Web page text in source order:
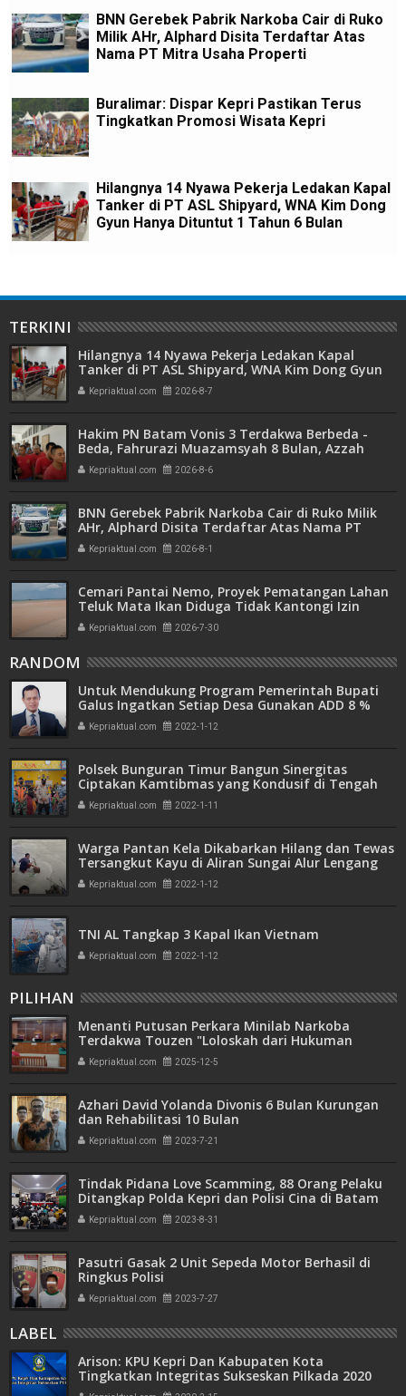
BNN Gerebek Pabrik Narkoba Cair di Ruko
Milik AHr, Alphard Disita Terdaftar Atas
Nama PT Mitra Usaha Properti
Buralimar: Dispar Kepri Pastikan Terus
Tingkatkan Promosi Wisata Kepri
Hilangnya 14 Nyawa Pekerja Ledakan Kapal
Tanker di PT ASL Shipyard, WNA Kim Dong
Gyun Hanya Dituntut 1 Tahun 6 Bulan
TERKINI
Hilangnya 14 Nyawa Pekerja Ledakan Kapal
Tanker di PT ASL Shipyard, WNA Kim Dong Gyun
Hanya Dituntut 1 Tahun 6 Bulan
Kepriaktual.com 2026-8-7
Hakim PN Batam Vonis 3 Terdakwa Berbeda -
Beda, Fahrurazi Muazamsyah 8 Bulan, Azzah
Azzurah dan Risma Divonis 2 Tahun 6 Bulan
Kepriaktual.com 2026-8-6
BNN Gerebek Pabrik Narkoba Cair di Ruko Milik
AHr, Alphard Disita Terdaftar Atas Nama PT
Mitra Usaha Properti
Kepriaktual.com 2026-8-1
Cemari Pantai Nemo, Proyek Pematangan Lahan
Teluk Mata Ikan Diduga Tidak Kantongi Izin
Amdal
Kepriaktual.com 2026-7-30
RANDOM
Untuk Mendukung Program Pemerintah Bupati
Galus Ingatkan Setiap Desa Gunakan ADD 8 %
Untuk Menunjang Covid-19
Kepriaktual.com 2022-1-12
Polsek Bunguran Timur Bangun Sinergitas
Ciptakan Kamtibmas yang Kondusif di Tengah
Pandemi Covid-19
Kepriaktual.com 2022-1-11
Warga Pantan Kela Dikabarkan Hilang dan Tewas
Tersangkut Kayu di Aliran Sungai Alur Lengang
Kepriaktual.com 2022-1-12
TNI AL Tangkap 3 Kapal Ikan Vietnam
Kepriaktual.com 2022-1-12
PILIHAN
Menanti Putusan Perkara Minilab Narkoba
Terdakwa Touzen "Loloskah dari Hukuman
Seumur Hidup atau Mati"
Kepriaktual.com 2025-12-5
Azhari David Yolanda Divonis 6 Bulan Kurungan
dan Rehabilitasi 10 Bulan
Kepriaktual.com 2023-7-21
Tindak Pidana Love Scamming, 88 Orang Pelaku
Ditangkap Polda Kepri dan Polisi Cina di Batam
Kepriaktual.com 2023-8-31
Pasutri Gasak 2 Unit Sepeda Motor Berhasil di
Ringkus Polisi
Kepriaktual.com 2023-7-27
LABEL
Arison: KPU Kepri Dan Kabupaten Kota
Tingkatkan Integritas Sukseskan Pilkada 2020